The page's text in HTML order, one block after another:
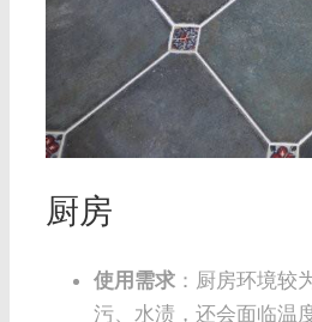
厨房
使用需求 ：厨房环境较
污、水渍，还会面临温